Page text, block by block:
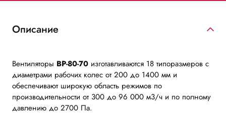
Описание
Вентиляторы ВР-80-70 изготавливаются 18 типоразмеров с
диаметрами рабочих колес от 200 до 1400 мм и
обеспечивают широкую область режимов по
производительности от 300 до 96 000 м3/ч и по полному
давлению до 2700 Па.